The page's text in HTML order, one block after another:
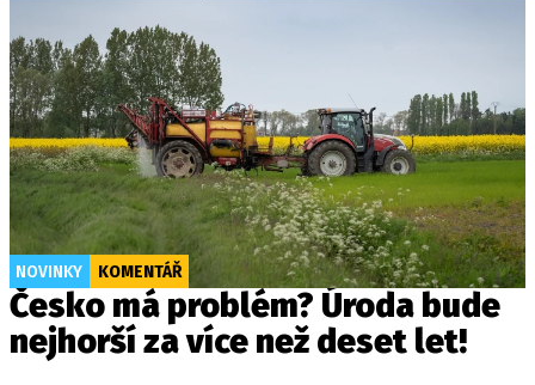
NOVINKY KOMENTÁŘ
Česko má problém? Úroda bude
nejhorší za více než deset let!